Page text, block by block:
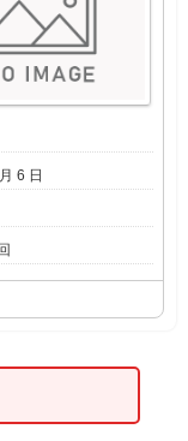
6 日